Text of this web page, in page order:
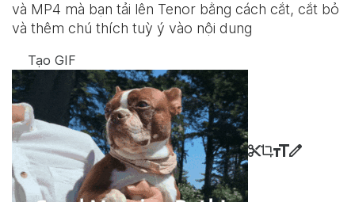
và MP4 mà bạn tải lên Tenor bằng cách cắt, cắt bỏ
và thêm chú thích tuỳ ý vào nội dung
Tạo GIF